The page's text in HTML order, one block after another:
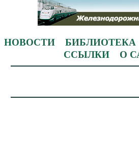
НОВОСТИ БИБЛИОТЕКА
ССЫЛКИ
О